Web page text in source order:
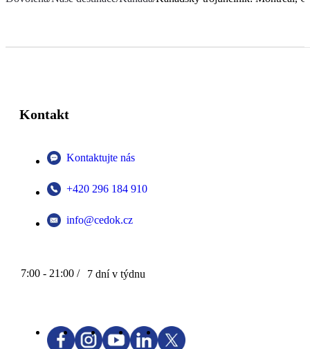
Kontakt
Kontaktujte nás
+420 296 184 910
info@cedok.cz
7:00 - 21:00 / 7 dní v týdnu